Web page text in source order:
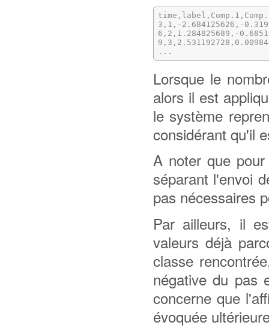
3,1,-2.684125626,-
6,2,1.284825689,-
...
Lorsque le
alors il est
le système
considérant qu'il
A noter que
séparant l'envoi
pas nécessaires
Par ailleurs, il
valeurs déjà
classe
négative du pas
concerne que
évoquée